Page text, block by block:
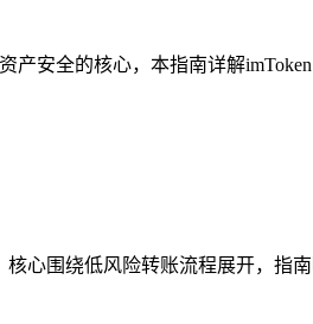
安全的核心，本指南详解
心围绕低风险转账流程展开，指